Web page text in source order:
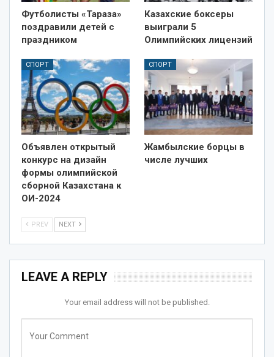
Футболисты «Тараза»
поздравили детей с
праздником
Казахские боксеры
выиграли 5
Олимпийских лицензий
СПОРТ
Объявлен открытый
конкурс на дизайн
формы олимпийской
сборной Казахстана к
ОИ-2024
СПОРТ
Жамбылские борцы в
числе лучших
PREV NEXT
LEAVE A REPLY
Your email address will not be published.